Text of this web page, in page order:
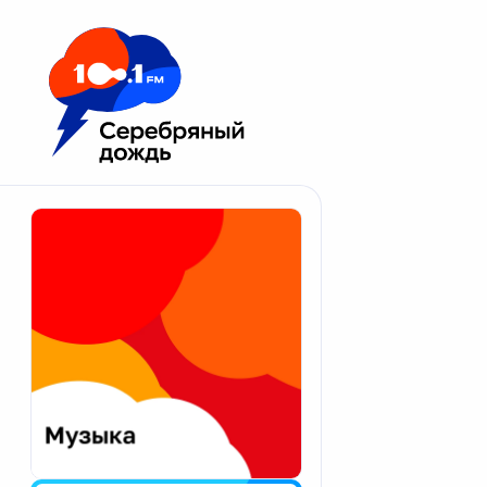
Москва 100.1 FM
Апатиты
Екатеринбург
Калининград
Калуга